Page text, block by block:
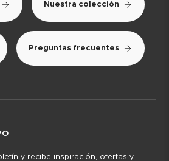
Nuestra colección
Preguntas frecuentes
y recibe inspiración, ofertas y